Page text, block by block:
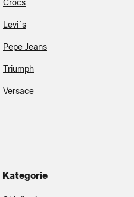
Crocs
Levi´s
Pepe Jeans
Triumph
Versace
Kategorie